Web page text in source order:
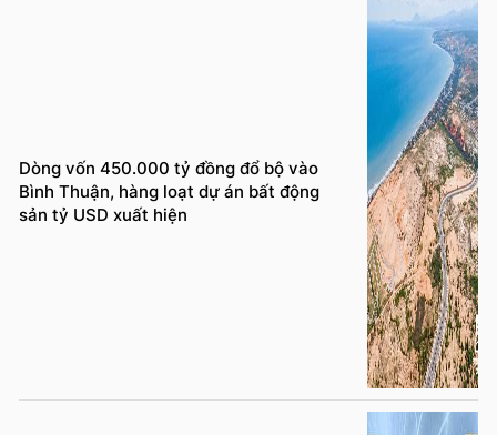
Dòng vốn 450.000 tỷ đồng đổ bộ vào
Bình Thuận, hàng loạt dự án bất động
sản tỷ USD xuất hiện